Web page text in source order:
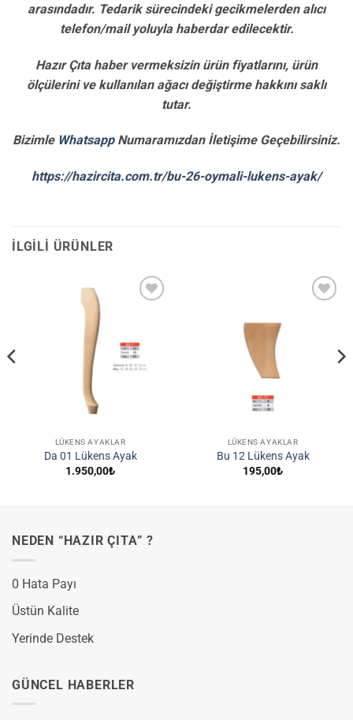
arasındadır. Tedarik sürecindeki gecikmelerden alıcı
telefon/mail yoluyla haberdar edilecektir.
Hazır Çıta haber vermeksizin ürün fiyatlarını, ürün
ölçülerini ve kullanılan ağacı değiştirme hakkını saklı
tutar.
Bizimle WhatsappNumaramızdan İletişime Geçebilirsiniz.
https://hazircita.com.tr/bu-26-oymali-lukens-ayak/
İLGILI ÜRÜNLER
LÜKENS AYAKLAR
Da 01 Lükens Ayak
1.950,00₺
LÜKENS AYAKLAR
Bu 12 Lükens Ayak
195,00₺
NEDEN “HAZIR ÇITA” ?
0 Hata Payı
Üstün Kalite
Yerinde Destek
GÜNCEL HABERLER